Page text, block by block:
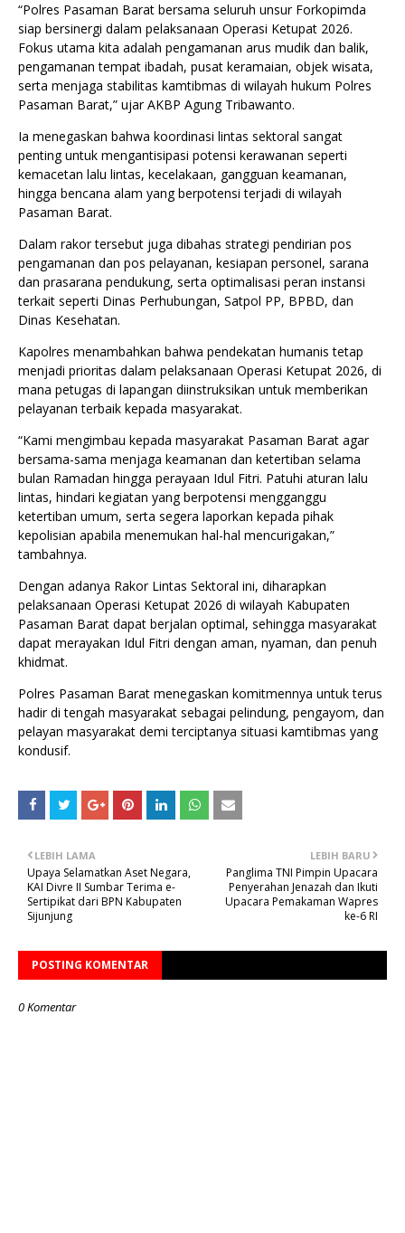
“Polres Pasaman Barat bersama seluruh unsur Forkopimda
siap bersinergi dalam pelaksanaan Operasi Ketupat 2026.
Fokus utama kita adalah pengamanan arus mudik dan balik,
pengamanan tempat ibadah, pusat keramaian, objek wisata,
serta menjaga stabilitas kamtibmas di wilayah hukum Polres
Pasaman Barat,” ujar AKBP Agung Tribawanto.
Ia menegaskan bahwa koordinasi lintas sektoral sangat
penting untuk mengantisipasi potensi kerawanan seperti
kemacetan lalu lintas, kecelakaan, gangguan keamanan,
hingga bencana alam yang berpotensi terjadi di wilayah
Pasaman Barat.
Dalam rakor tersebut juga dibahas strategi pendirian pos
pengamanan dan pos pelayanan, kesiapan personel, sarana
dan prasarana pendukung, serta optimalisasi peran instansi
terkait seperti Dinas Perhubungan, Satpol PP, BPBD, dan
Dinas Kesehatan.
Kapolres menambahkan bahwa pendekatan humanis tetap
menjadi prioritas dalam pelaksanaan Operasi Ketupat 2026, di
mana petugas di lapangan diinstruksikan untuk memberikan
pelayanan terbaik kepada masyarakat.
“Kami mengimbau kepada masyarakat Pasaman Barat agar
bersama-sama menjaga keamanan dan ketertiban selama
bulan Ramadan hingga perayaan Idul Fitri. Patuhi aturan lalu
lintas, hindari kegiatan yang berpotensi mengganggu
ketertiban umum, serta segera laporkan kepada pihak
kepolisian apabila menemukan hal-hal mencurigakan,”
tambahnya.
Dengan adanya Rakor Lintas Sektoral ini, diharapkan
pelaksanaan Operasi Ketupat 2026 di wilayah Kabupaten
Pasaman Barat dapat berjalan optimal, sehingga masyarakat
dapat merayakan Idul Fitri dengan aman, nyaman, dan penuh
khidmat.
Polres Pasaman Barat menegaskan komitmennya untuk terus
hadir di tengah masyarakat sebagai pelindung, pengayom, dan
pelayan masyarakat demi terciptanya situasi kamtibmas yang
kondusif.
LEBIH BARU
Panglima TNI Pimpin Upacara
Penyerahan Jenazah dan Ikuti
Upacara Pemakaman Wapres
ke-6 RI
LEBIH LAMA
Upaya Selamatkan Aset Negara,
KAI Divre II Sumbar Terima e-
Sertipikat dari BPN Kabupaten
Sijunjung
POSTING KOMENTAR
0 Komentar